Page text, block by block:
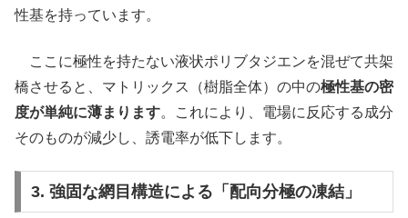
性基を持っています。
ここに極性を持たない液状ポリブタジエンを混ぜて共架
橋させると、マトリックス（樹脂全体）の中の極性基の密
度が単純に薄まります。これにより、電場に反応する成分
そのものが減少し、誘電率が低下します。
3. 強固な網目構造による「配向分極の凍結」